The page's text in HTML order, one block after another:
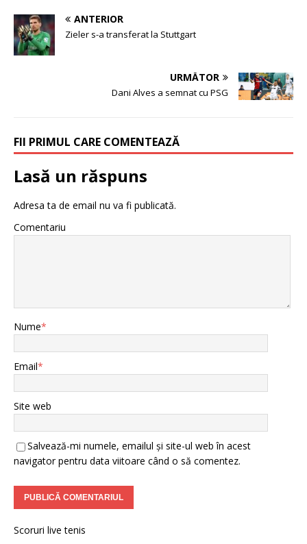
ANTERIOR
Zieler s-a transferat la Stuttgart
URMĂTOR
Dani Alves a semnat cu PSG
FII PRIMUL CARE COMENTEAZĂ
Lasă un răspuns
Adresa ta de email nu va fi publicată.
Comentariu
Nume*
Email*
Site web
Salvează-mi numele, emailul și site-ul web în acest
navigator pentru data viitoare când o să comentez.
Scoruri live tenis